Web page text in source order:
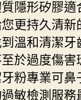
隱形矽膠適
更持久清新
溫和清潔牙
於過度傷害
粉專業可鼻
敏檢測服務